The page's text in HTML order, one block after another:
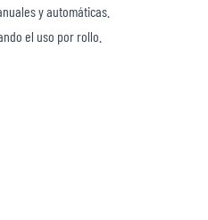
y automáticas.
el uso por rollo.